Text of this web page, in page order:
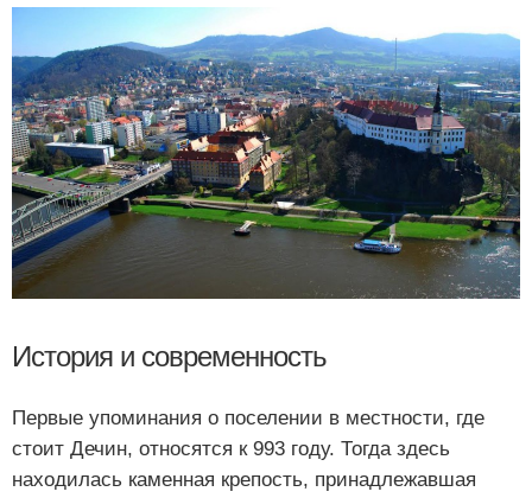
История и современность
Первые упоминания о поселении в местности, где
стоит Дечин, относятся к 993 году. Тогда здесь
находилась каменная крепость, принадлежавшая